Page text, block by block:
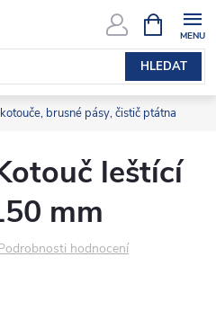
HLEDAT
NÁKUPNÍ
KOŠÍK
brusné pásy, čistič ptátna
leštící
mm
hodnocení